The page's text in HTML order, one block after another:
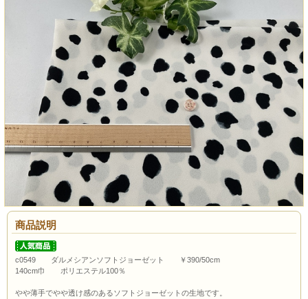
商品説明
c0549 ダルメシアンソフトジョーゼット ￥390/50cm
140cm巾 ポリエステル100％
やや薄手でやや透け感のあるソフトジョーゼットの生地です。